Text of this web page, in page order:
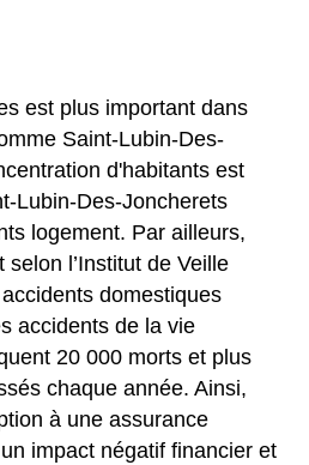
est plus important dans
Saint-Lubin-Des-
d'habitants est
Lubin-Des-Joncherets
logement. Par ailleurs,
l’Institut de Veille
domestiques
accidents de la vie
20 000 morts et plus
chaque année. Ainsi,
à une assurance
impact négatif financier et